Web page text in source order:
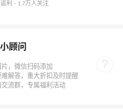
利 · 1.7万人关注
顾问